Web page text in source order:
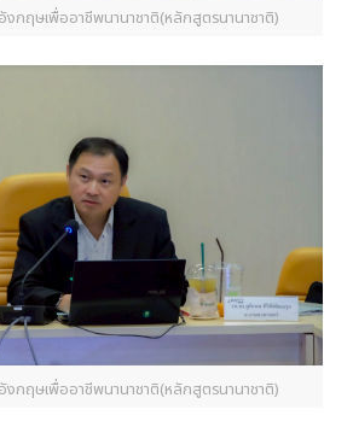
งกฤษเพื่ออาชีพนานาชาติ(หลักสูตรนานาชาติ)
งกฤษเพื่ออาชีพนานาชาติ(หลักสูตรนานาชาติ)